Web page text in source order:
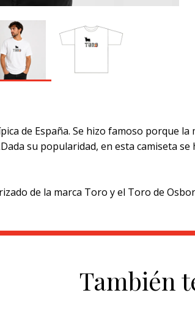
de España. Se hizo famoso porque
su popularidad, en esta camiseta
de la marca Toro y el Toro de
También